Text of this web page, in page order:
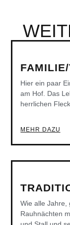
Hier ein paar
am Hof. Das
herrlichen
MEHR DAZU
Wie alle Jahre,
Rauhnächten